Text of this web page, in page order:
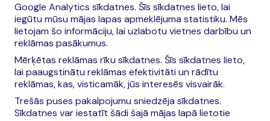
Google Analytics sīkdatnes. Šīs sīkdatnes lieto, lai
iegūtu mūsu mājas lapas apmeklējuma statistiku. Mēs
lietojam šo informāciju, lai uzlabotu vietnes darbību un
reklāmas pasākumus.
Mērķētas reklāmas rīku sīkdatnes. Šīs sīkdatnes lieto,
lai paaugstinātu reklāmas efektivitāti un rādītu
reklāmas, kas, visticamāk, jūs interesēs visvairāk.
Trešās puses pakalpojumu sniedzēja sīkdatnes.
Sīkdatnes var iestatīt šādi šajā mājas lapā lietotie